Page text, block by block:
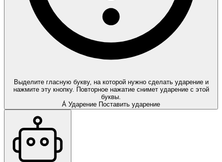
Выделите гласную букву, на которой нужно сделать ударение и
нажмите эту кнопку. Повторное нажатие снимет ударение с этой
буквы.
А́ Ударение Поставить ударение